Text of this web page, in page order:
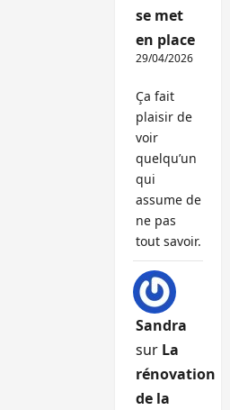
se met
en place
29/04/2026
Ça fait
plaisir de
voir
quelqu’un
qui
assume de
ne pas
tout savoir.
Sandra
sur La
rénovation
de la